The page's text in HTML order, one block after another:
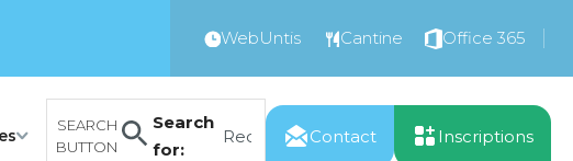
WebUntis Cantine Office 365
Search
for:
SEARCH
BUTTON
Contact Inscriptions